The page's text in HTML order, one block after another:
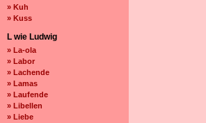
» Kuh
» Kuss
L wie Ludwig
» La-ola
» Labor
» Lachende
» Lamas
» Laufende
» Libellen
» Liebe